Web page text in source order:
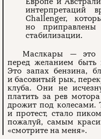
интерпретаций
Challenger,
но приправлены
стабилизации.
Маслкары — это
перед желанием быть
Это запах бензина,
и басовитый рык,
клуба. Они не
платить за рев
дрожит под колесами.
и протест, стало
пожалуй, самым
«смотрите на меня».